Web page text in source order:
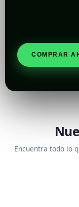
COMPRAR
Encuentra todo lo